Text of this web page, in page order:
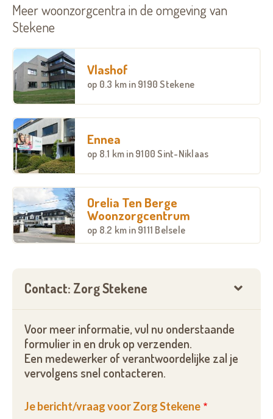
Meer woonzorgcentra in de omgeving van
Stekene
Vlashof
op 0.3 km in 9190 Stekene
Ennea
op 8.1 km in 9100 Sint-Niklaas
Orelia Ten Berge
Woonzorgcentrum
op 8.2 km in 9111 Belsele
Contact: Zorg Stekene
Voor meer informatie, vul nu onderstaande
formulier in en druk op verzenden.
Een medewerker of verantwoordelijke zal je
vervolgens snel contacteren.
Je bericht/vraag voor Zorg Stekene